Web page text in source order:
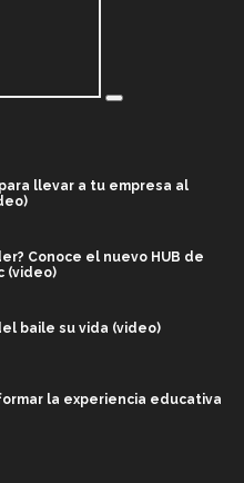
llevar a tu empresa al
Conoce el nuevo HUB de
(video)
baile su vida (video)
la experiencia educativa